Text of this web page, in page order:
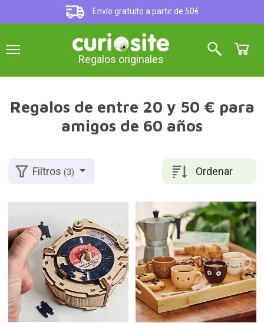
Envío gratuito a partir de 50€
Regalos originales
Regalos de entre 20 y 50 € para
amigos de 60 años
Ordenar
Filtros(3)